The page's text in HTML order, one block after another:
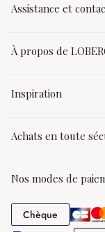
Assistance et
À propos de
Inspiration
Achats en toute
Nos modes de
Chèque Chèque